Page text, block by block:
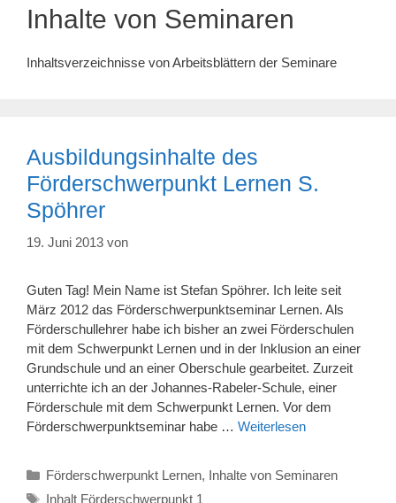
Inhalte von Seminaren
Inhaltsverzeichnisse von Arbeitsblättern der Seminare
Ausbildungsinhalte des
Förderschwerpunkt Lernen S.
Spöhrer
19. Juni 2013 von
Guten Tag! Mein Name ist Stefan Spöhrer. Ich leite seit
März 2012 das Förderschwerpunktseminar Lernen. Als
Förderschullehrer habe ich bisher an zwei Förderschulen
mit dem Schwerpunkt Lernen und in der Inklusion an einer
Grundschule und an einer Oberschule gearbeitet. Zurzeit
unterrichte ich an der Johannes-Rabeler-Schule, einer
Förderschule mit dem Schwerpunkt Lernen. Vor dem
Förderschwerpunktseminar habe … Weiterlesen
Kategorien
Förderschwerpunkt Lernen, Inhalte von Seminaren
Schlagwörter
Inhalt Förderschwerpunkt 1